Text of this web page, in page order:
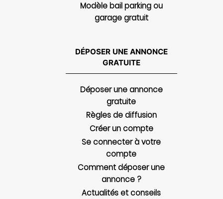
Modèle bail parking ou
garage gratuit
DÉPOSER UNE ANNONCE
GRATUITE
Déposer une annonce
gratuite
Règles de diffusion
Créer un compte
Se connecter à votre
compte
Comment déposer une
annonce ?
Actualités et conseils